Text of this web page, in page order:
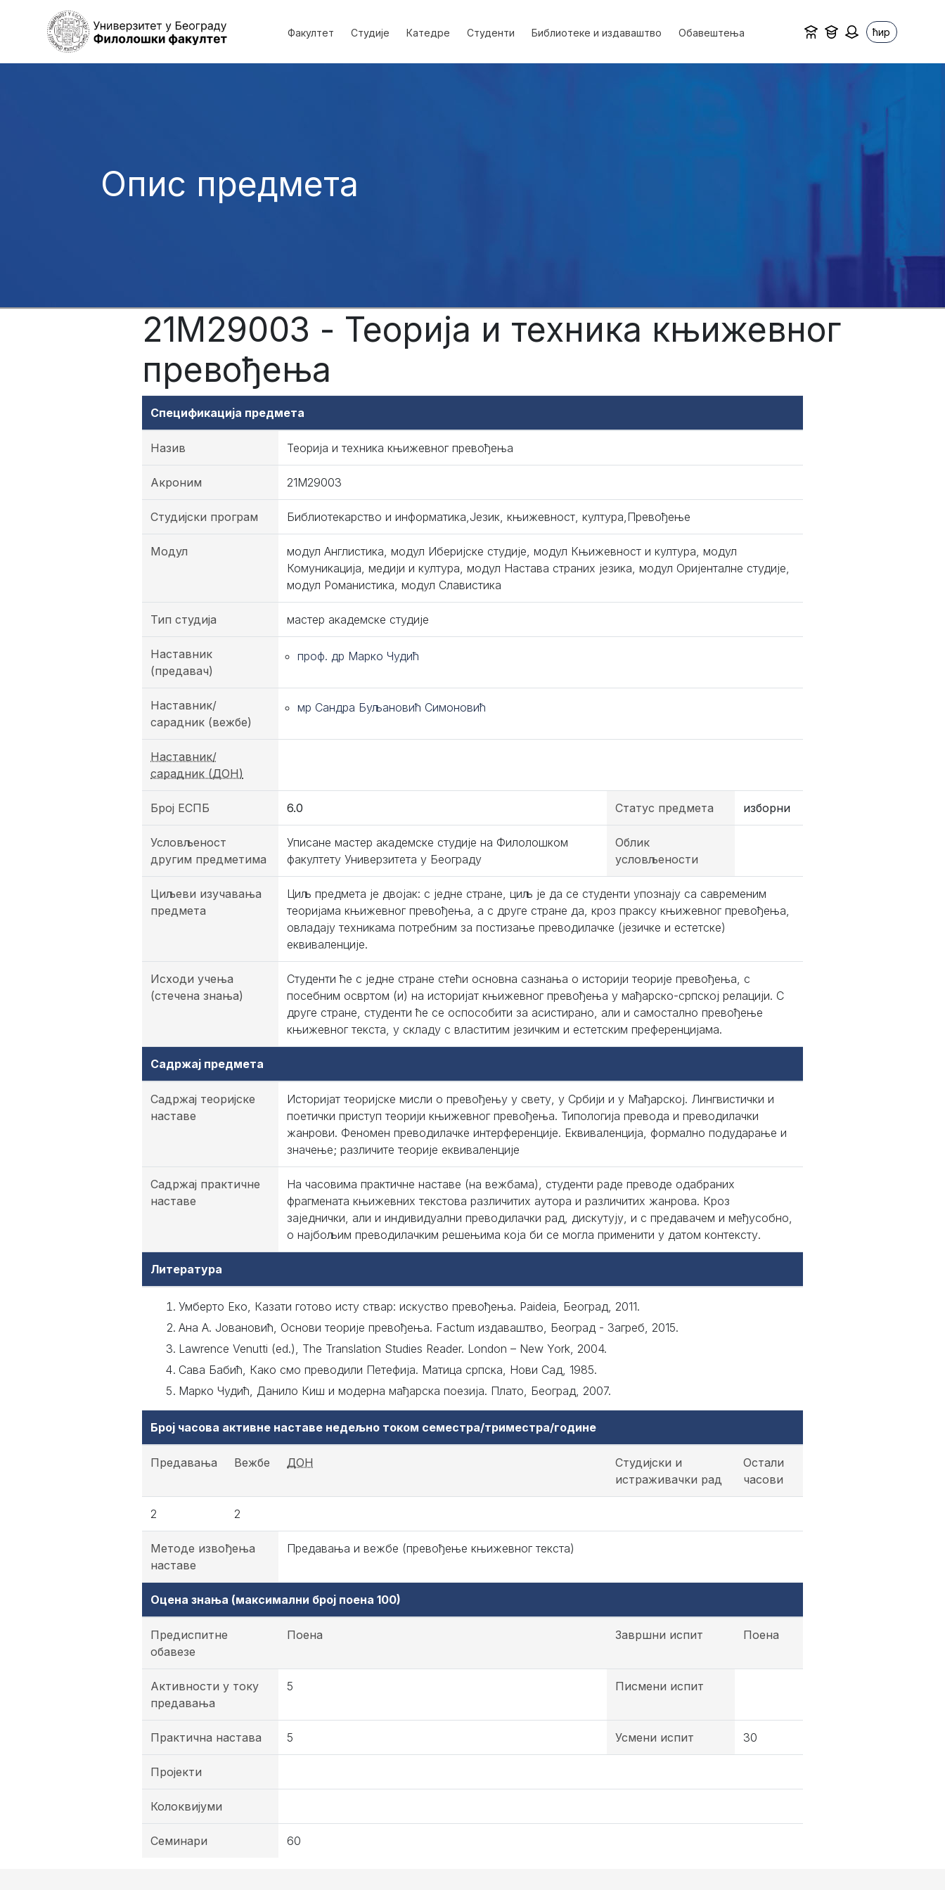
Факултет Студије Катедре Студенти Библиотеке и издаваштво Обавештења ћир
Опис предмета
21М29003 - Теорија и техника књижевног
превођења
Спецификација предмета
Назив Теорија и техника књижевног превођења
Акроним 21М29003
Студијски програм Библиотекарство и информатика,Језик, књижевност, култура,Превођење
Модул
модул Англистика, модул Иберијске студије, модул Књижевност и култура, модул
Комуникација, медији и култура, модул Настава страних језика, модул Оријенталне студије,
модул Романистика, модул Славистика
Тип студија мастер академске студије
Наставник
(предавач)
проф. др Марко Чудић
Наставник/
сарадник (вежбе)
мр Сандра Буљановић Симоновић
Наставник/
сарадник (ДОН)
Број ЕСПБ 6.0 Статус предмета изборни
Условљеност
другим предметима
Уписане мастер академске студије на Филолошком
факултету Универзитета у Београду
Облик
условљености
Циљеви изучавања
предмета
Циљ предмета је двојак: с једне стране, циљ је да се студенти упознају са савременим
теоријама књижевног превођења, а с друге стране да, кроз праксу књижевног превођења,
овладају техникама потребним за постизање преводилачке (језичке и естетске)
еквиваленције.
Исходи учења
(стечена знања)
Студенти ће с једне стране стећи основна сазнања о историји теорије превођења, с
посебним освртом (и) на историјат књижевног превођења у мађарско-српској релацији. С
друге стране, студенти ће се оспособити за асистирано, али и самостално превођење
књижевног текста, у складу с властитим језичким и естетским преференцијама.
Садржај предмета
Садржај теоријске
наставе
Историјат теоријске мисли о превођењу у свету, у Србији и у Мађарској. Лингвистички и
поетички приступ теорији књижевног превођења. Типологија превода и преводилачки
жанрови. Феномен преводилачке интерференције. Еквиваленција, формално подударање и
значење; различите теорије еквиваленције
Садржај практичне
наставе
На часовима практичне наставе (на вежбама), студенти раде преводе одабраних
фрагмената књижевних текстова различитих аутора и различитих жанрова. Кроз
заједнички, али и индивидуални преводилачки рад, дискутују, и с предавачем и међусобно,
о најбољим преводилачким решењима која би се могла применити у датом контексту.
Литература
Умберто Еко, Казати готово исту ствар: искуство превођења. Paideia, Београд, 2011.
Ана А. Јовановић, Основи теорије превођења. Factum издаваштво, Београд - Загреб, 2015.
Lawrence Venutti (ed.), The Translation Studies Reader. London – New York, 2004.
Сава Бабић, Како смо преводили Петефија. Матица српска, Нови Сад, 1985.
Марко Чудић, Данило Киш и модерна мађарска поезија. Плато, Београд, 2007.
Број часова активне наставе недељно током семестра/триместра/године
Предавања Вежбе ДОН
Студијски и
истраживачки рад
Остали
часови
2 2
Методе извођења
наставе
Предавања и вежбе (превођење књижевног текста)
Оцена знања (максимални број поена 100)
Предиспитне
обавезе
Поена Завршни испит Поена
Активности у току
предавања
5 Писмени испит
Практична настава 5 Усмени испит 30
Пројекти
Колоквијуми
Семинари 60